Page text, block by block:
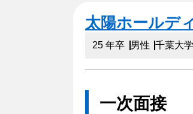
太陽ホールデ
25 年卒 男性 千葉大学
一次面接